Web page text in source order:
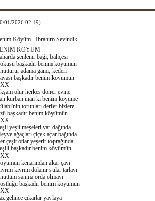
01/2026 02:19)
Köyüm - İbrahim Sevindik
KÖYÜM
şenlenir bağı, bahçesi
başkadır benim köyümün
adama gamı, kederi
başkadır benim köyümün
olur herkes döner evine
kurban inan ki benim köyüme
torunları derler bizlere
başkadır benim köyümün
yeşil meşeleri var dağında
ağaçları çiçek açar bağında
çeşit otlar yeşerir toprağında
başkadır benim köyümün
kenarından akar çayı
kıvrım dolanır sular tarlayı
sanma orda olmayı
başkadır benim köyümün
gelince çıkarlar yaylaya